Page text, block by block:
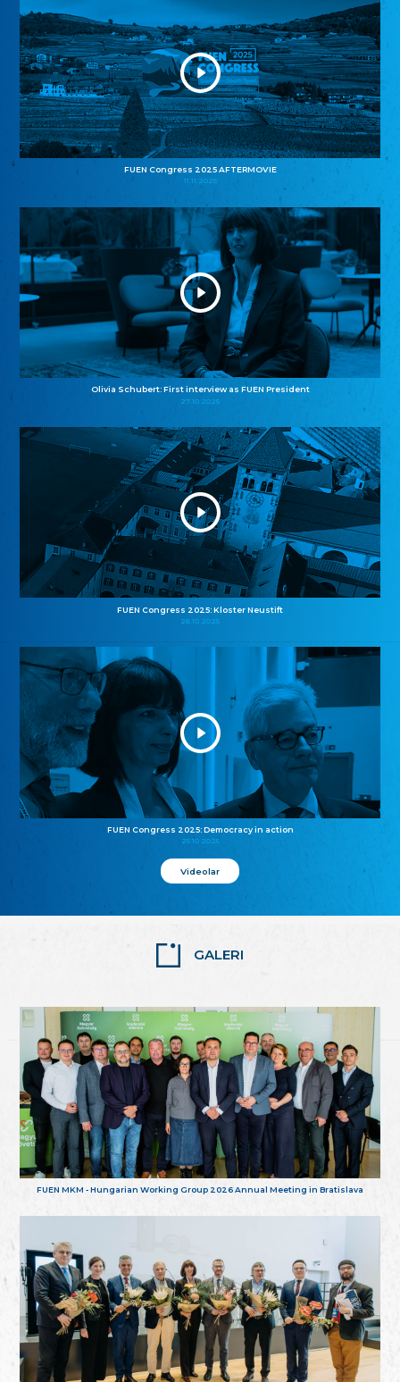
FUEN Congress 2025 AFTERMOVIE
11.11.2025
Olivia Schubert: First interview as FUEN President
27.10.2025
FUEN Congress 2025: Kloster Neustift
26.10.2025
FUEN Congress 2025: Democracy in action
25.10.2025
Videolar
GALERI
FUEN MKM - Hungarian Working Group 2026 Annual Meeting in Bratislava